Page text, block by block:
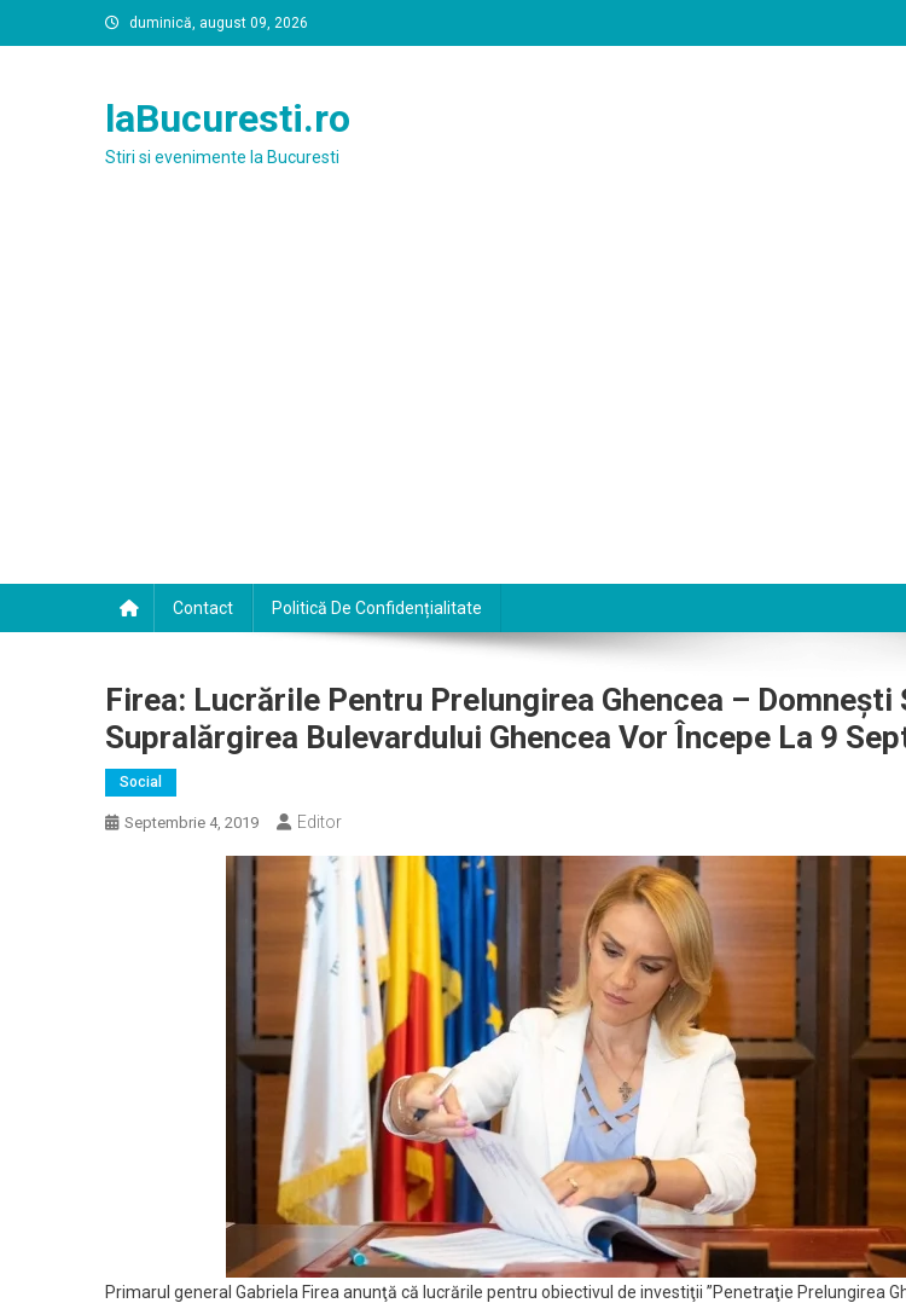
to
duminică, august 09, 2026
laBucuresti.ro
Stiri si evenimente la Bucuresti
Contact Politică De Confidențialitate
Firea: Lucrările Pentru Prelungirea Ghencea – Domneşti
Supralărgirea Bulevardului Ghencea Vor Începe La 9
Social
Septembrie 4, 2019 Editor
Primarul general Gabriela Firea anunţă că lucrările pentru obiectivul de investiţii ”Penetraţie Prelungirea